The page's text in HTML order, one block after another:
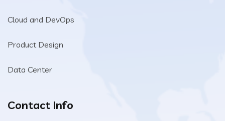
Cloud and DevOps
Product Design
Data Center
Contact Info